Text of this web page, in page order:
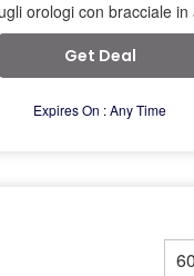
orologi con bracciale in
Get Deal
Expires On : Any Time